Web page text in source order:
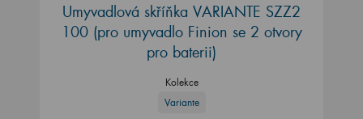
Umyvadlová skříňka VARIANTE SZZ2
100 (pro umyvadlo Finion se 2 otvory
pro baterii)
Kolekce
Variante